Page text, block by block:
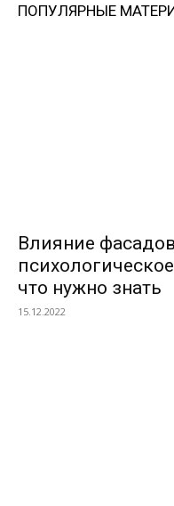
ПОПУЛЯРНЫЕ
Влияние
что нужно знать
15.12.2022